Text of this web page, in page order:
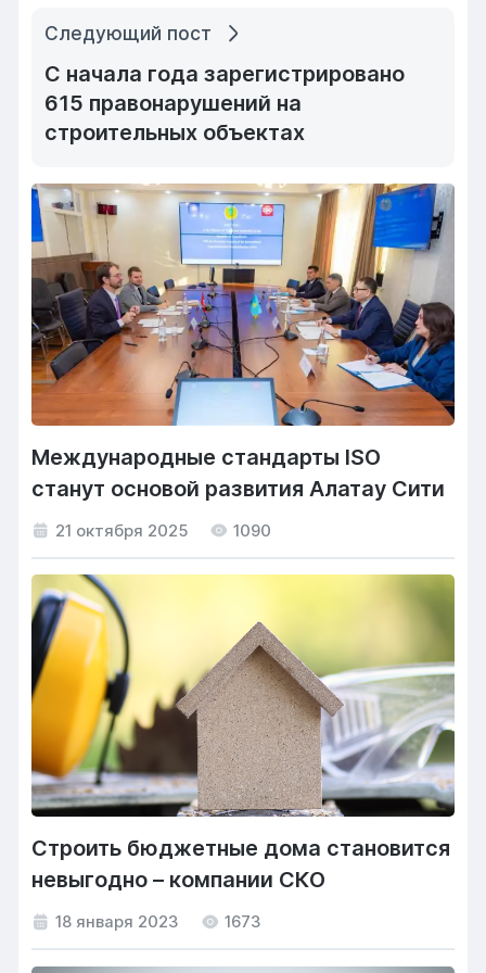
Следующий пост
С начала года зарегистрировано
615 правонарушений на
строительных объектах
Международные стандарты ISO
станут основой развития Алатау Сити
21 октября 2025 1090
Строить бюджетные дома становится
невыгодно – компании СКО
18 января 2023 1673